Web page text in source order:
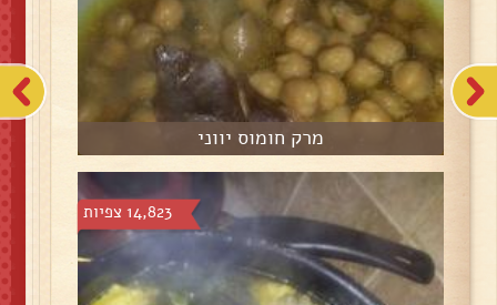
מרק חומוס יווני
14,823 צפיות